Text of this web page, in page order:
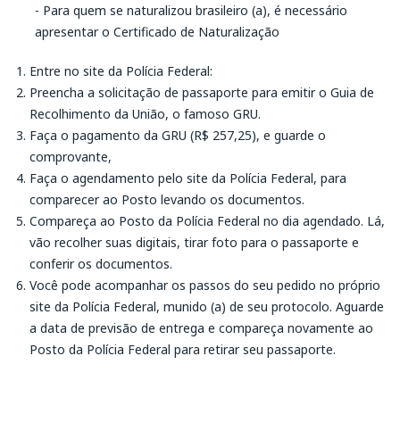
- Para quem se naturalizou brasileiro (a), é necessário
apresentar o Certificado de Naturalização
Entre no site da Polícia Federal:
Preencha a solicitação de passaporte para emitir o Guia de
Recolhimento da União, o famoso GRU.
Faça o pagamento da GRU (R$ 257,25), e guarde o
comprovante,
Faça o agendamento pelo site da Polícia Federal, para
comparecer ao Posto levando os documentos.
Compareça ao Posto da Polícia Federal no dia agendado. Lá,
vão recolher suas digitais, tirar foto para o passaporte e
conferir os documentos.
Você pode acompanhar os passos do seu pedido no próprio
site da Polícia Federal, munido (a) de seu protocolo. Aguarde
a data de previsão de entrega e compareça novamente ao
Posto da Polícia Federal para retirar seu passaporte.